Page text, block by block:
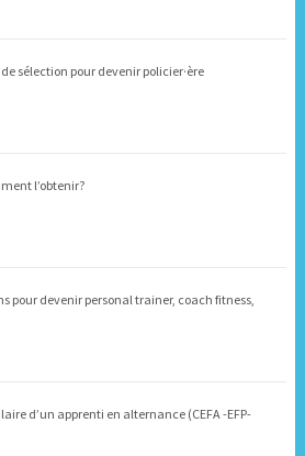
de sélection pour devenir policier·ère
l’obtenir?
pour devenir personal trainer, coach fitness,
d’un apprenti en alternance (CEFA -EFP-